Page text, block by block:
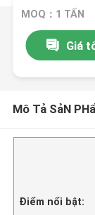
MOQ：1 TẤN
Giá
Mô Tả SảN
Điểm nổi bật: